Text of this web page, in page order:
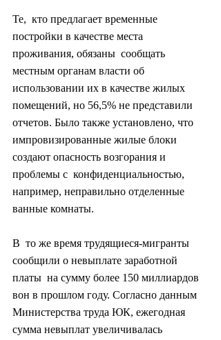
Те,  кто предлагает временные
постройки в качестве места
проживания, обязаны  сообщать
местным органам власти об
использовании их в качестве жилых
помещений, но 56,5% не представили
отчетов. Было также установлено, что
импровизированные жилые блоки
создают опасность возгорания и
проблемы с  конфиденциальностью,
например, неправильно отделенные
ванные комнаты.
В  то же время трудящиеся-мигранты
сообщили о невыплате заработной
платы  на сумму более 150 миллиардов
вон в прошлом году. Согласно данным
Министерства труда ЮК, ежегодная
сумма невыплат увеличивалась